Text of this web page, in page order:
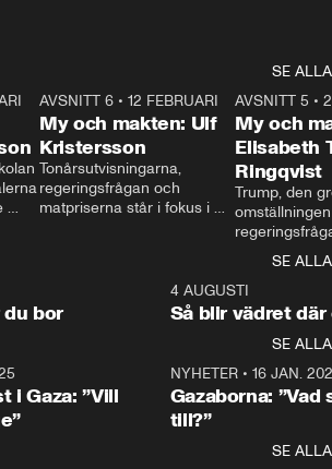
SE ALLA
24:30 27:30
AVSNITT 6 •12 FEBRUARI
My och makten: Ulf
Kristersson
Tonårsutvisningarna,
regeringsfrågan och
matpriserna står i fokus i
Rohwedder ställer
statsminister Ulf Kristersson
AVSNITT 5 •
My och
Elisabeth
Ringqvist
Trump, den
centrum i
avsnittet av
Makten”. Se
Aftonbladets
Rohwedder
Thand Ring
SE ALLA
du bor
4 AUGUSTI
Så blir vädret där
SE ALLA
i Gaza: ”Vill
NYHETER• 16 JAN.
Gazaborna:
till?”
SE ALLA